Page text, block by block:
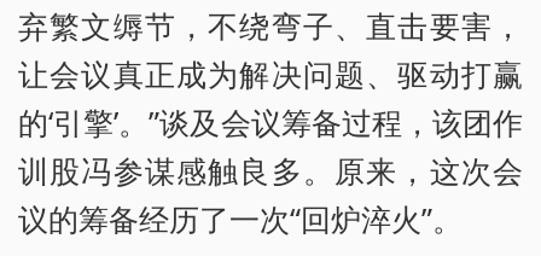
弃繁文缛节，不绕弯子、直击要害，
让会议真正成为解决问题、驱动打赢
的‘引擎’。”谈及会议筹备过程，该团作
训股冯参谋感触良多。原来，这次会
议的筹备经历了一次“回炉淬火”。